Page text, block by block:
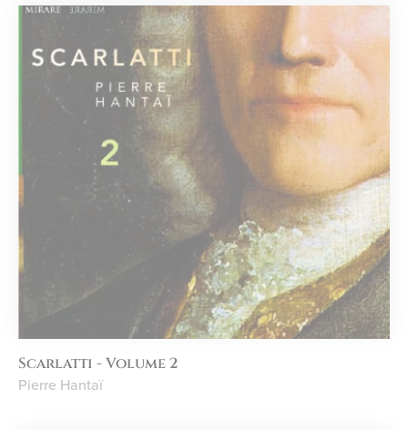
Scarlatti - Volume 2
Pierre Hantaï